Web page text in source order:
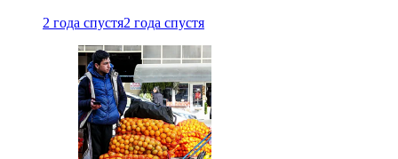
2 года спустя2 года спустя